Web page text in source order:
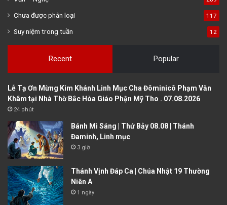
Chưa được phân loại 117
Suy niệm trong tuần 12
Recent Popular
Lễ Tạ Ơn Mừng Kim Khánh Linh Mục Cha Đôminicô Phạm Văn
Khâm tại Nhà Thờ Bắc Hòa Giáo Phận Mỹ Tho . 07.08.2026
24 phút
Bánh Mì Sáng | Thứ Bảy 08.08 | Thánh
Đaminh, Linh mục
3 giờ
Thánh Vịnh Đáp Ca | Chúa Nhật 19 Thường
Niên A
1 ngày